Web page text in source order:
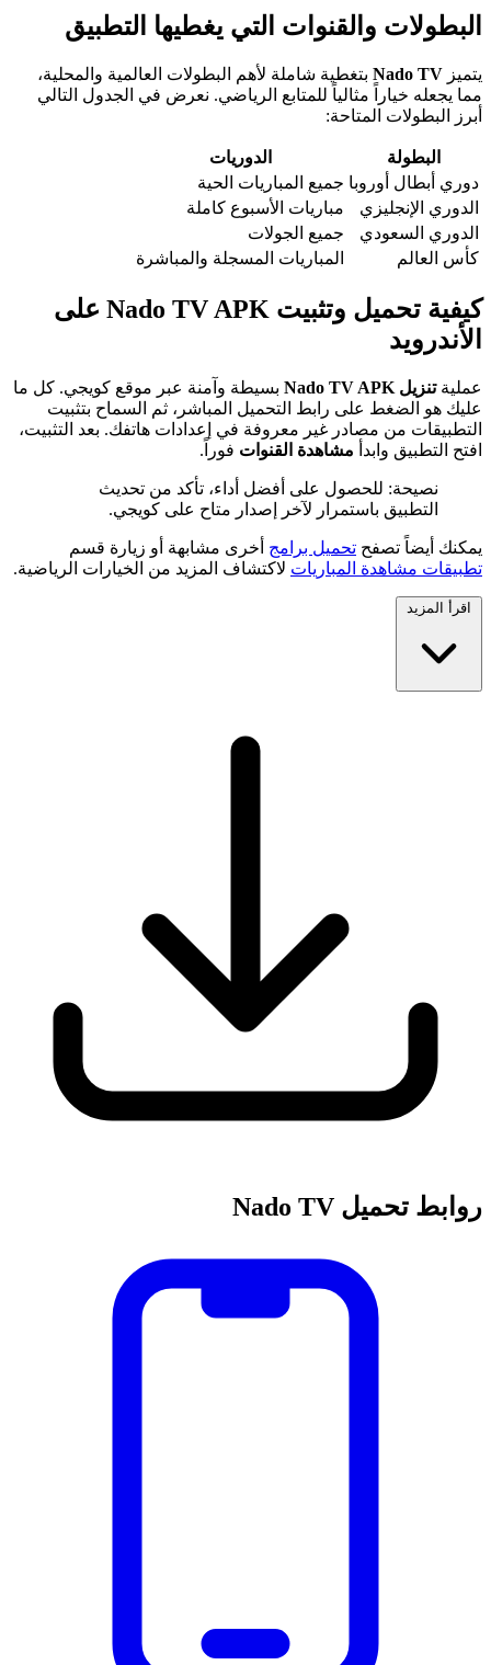
البطولات والقنوات التي يغطيها التطبيق
يتميز Nado TV بتغطية شاملة لأهم البطولات العالمية والمحلية،
مما يجعله خياراً مثالياً للمتابع الرياضي. نعرض في الجدول التالي
أبرز البطولات المتاحة:
البطولة
الدوريات
دوري أبطال أوروبا جميع المباريات الحية
الدوري الإنجليزي
مباريات الأسبوع كاملة
الدوري السعودي
جميع الجولات
كأس العالم
المباريات المسجلة والمباشرة
كيفية تحميل وتثبيت Nado TV APK على
الأندرويد
عمليةتنزيل Nado TV APK
بسيطة وآمنة عبر موقع كويجي. كل ما
عليك هو الضغط على رابط التحميل المباشر، ثم السماح بتثبيت
التطبيقات من مصادر غير معروفة في إعدادات هاتفك. بعد التثبيت،
افتح التطبيق وابدأ مشاهدة القنوات فوراً.
نصيحة: للحصول على أفضل أداء، تأكد من تحديث
التطبيق باستمرار لآخر إصدار متاح على كويجي.
يمكنك أيضاً تصفح تحميل برامج أخرى مشابهة أو زيارة قسم
تطبيقات مشاهدة المباريات لاكتشاف المزيد من الخيارات الرياضية.
اقرأ المزيد
روابط تحميل Nado TV